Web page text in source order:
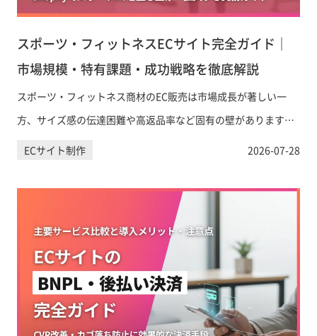
スポーツ・フィットネスECサイト完全ガイド｜
市場規模・特有課題・成功戦略を徹底解説
スポーツ・フィットネス商材のEC販売は市場成長が著しい一
方、サイズ感の伝達困難や高返品率など固有の壁があります。
本記事では市場規模のデータをもとに、業界特有の課題と解決
ECサイト制作 2026-07-28